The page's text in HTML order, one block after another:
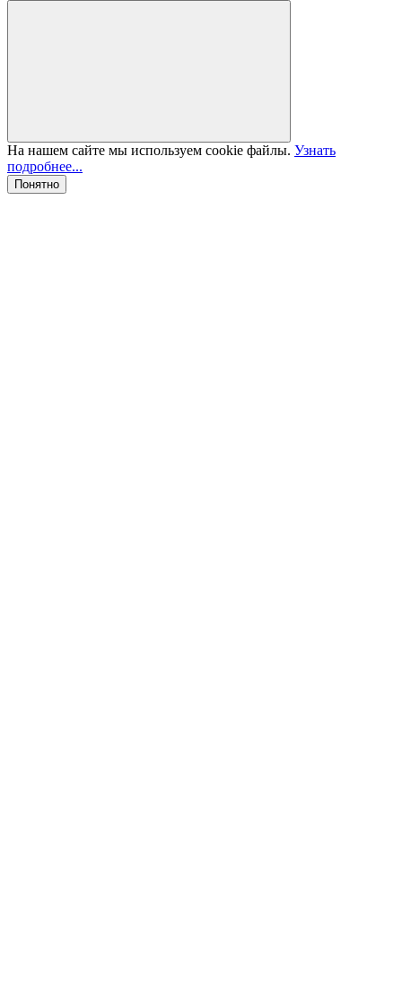
На нашем сайте мы используем cookie файлы. Узнать
подробнее...
Понятно